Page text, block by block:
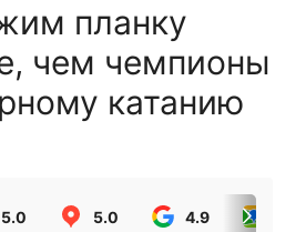
планку
чем чемпионы
катанию
5.0 5.0 4.9